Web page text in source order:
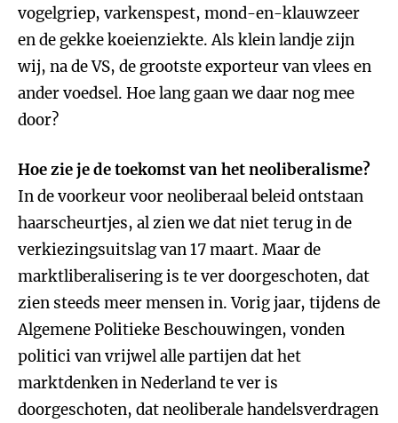
vogelgriep, varkenspest, mond-en-klauwzeer
en de gekke koeienziekte. Als klein landje zijn
wij, na de VS, de grootste exporteur van vlees en
ander voedsel. Hoe lang gaan we daar nog mee
door?
Hoe zie je de toekomst van het neoliberalisme?
In de voorkeur voor neoliberaal beleid ontstaan
haarscheurtjes, al zien we dat niet terug in de
verkiezingsuitslag van 17 maart. Maar de
marktliberalisering is te ver doorgeschoten, dat
zien steeds meer mensen in. Vorig jaar, tijdens de
Algemene Politieke Beschouwingen, vonden
politici van vrijwel alle partijen dat het
marktdenken in Nederland te ver is
doorgeschoten, dat neoliberale handelsverdragen